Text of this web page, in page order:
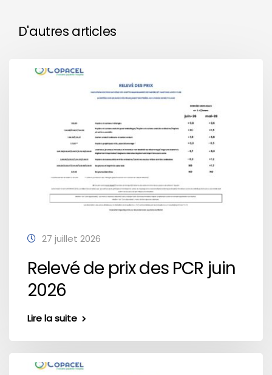
D'autres articles
27 juillet 2026
Relevé de prix des PCR juin
2026
Lire la suite